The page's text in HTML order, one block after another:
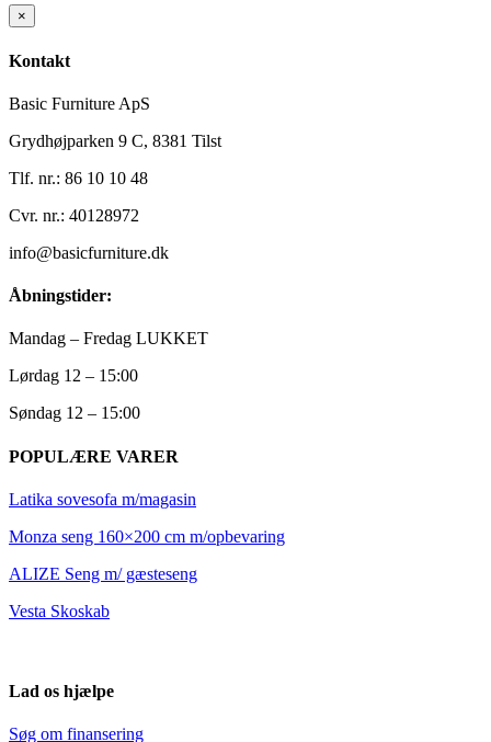
Close
product
view
×
Kontakt
Basic Furniture ApS
Grydhøjparken 9 C, 8381 Tilst
Tlf. nr.: 86 10 10 48
Cvr. nr.: 40128972
info@basicfurniture.dk
Åbningstider:
Mandag – Fredag LUKKET
Lørdag 12 – 15:00
Søndag 12 – 15:00
POPULÆRE VARER
Latika sovesofa m/magasin
Monza seng 160×200 cm m/opbevaring
ALIZE Seng m/ gæsteseng
Vesta Skoskab
Lad os hjælpe
Søg om finansering